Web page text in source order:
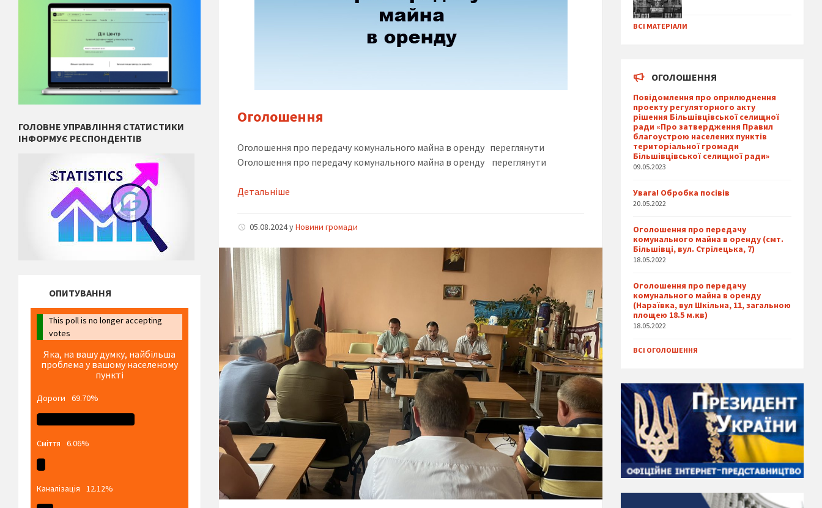
Оголошення
Оголошення про передачу комунального майна в оренду переглянути
Оголошення про передачу комунального майна в оренду переглянути
Детальніше
05.08.2024yНовини громади
ГОЛОВНЕ УПРАВЛІННЯ СТАТИСТИКИ
ІНФОРМУЄ РЕСПОНДЕНТІВ
ОПИТУВАННЯ
This poll is no longer accepting
votes
Яка, на вашу думку, найбільша
проблема у вашому населеному
пункті
Дороги 69.70%
Сміття 6.06%
Каналізація 12.12%
ВСІ МАТЕРІАЛИ
ОГОЛОШЕННЯ
Повідомлення про оприлюднення
проекту регуляторного акту
рішення Більшівцівської селищної
ради «Про затвердження Правил
благоустрою населених пунктів
територіальної громади
Більшівцівської селищної ради»
09.05.2023
Увага! Обробка посівів
20.05.2022
Оголошення про передачу
комунального майна в оренду (смт.
Більшівці, вул. Стрілецька, 7)
18.05.2022
Оголошення про передачу
комунального майна в оренду
(Нараївка, вул Шкільна, 11, загальною
площею 18.5 м.кв)
18.05.2022
ВСІ ОГОЛОШЕННЯ